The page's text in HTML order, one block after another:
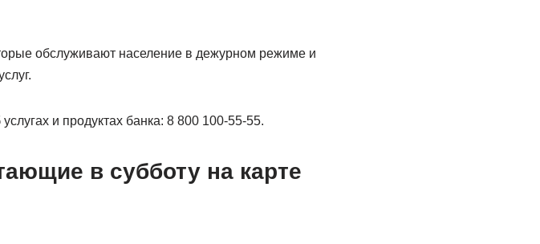
обслуживают население в дежурном режиме и
и продуктах банка: 8 800 100-55-55.
в субботу на карте